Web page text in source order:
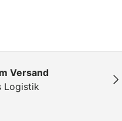
Versand
Logistik